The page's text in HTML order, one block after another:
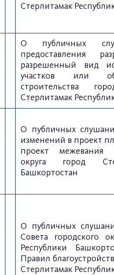
Стерлитамак
О публичных
предоставления
разрешенный вид
участков или
строительства
Стерлитамак
О публичных
изменений в проект
проект межевания
округа город
Башкортостан
О публичных
Совета городского
Республики
Правил
Стерлитамак